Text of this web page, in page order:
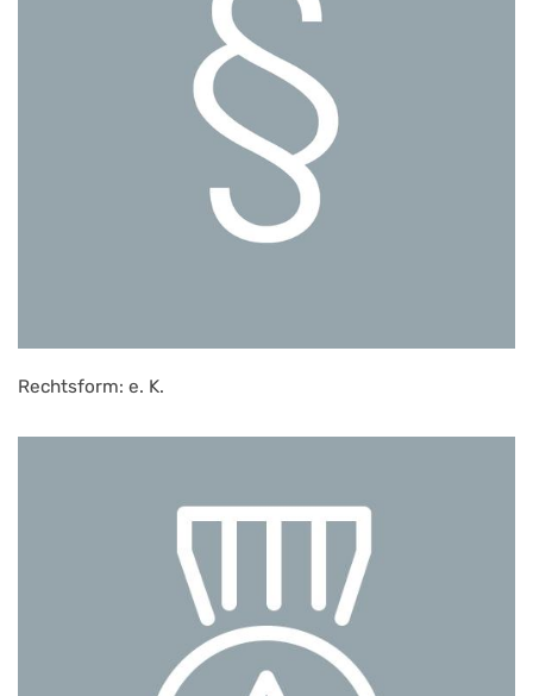
Rechtsform: e. K.